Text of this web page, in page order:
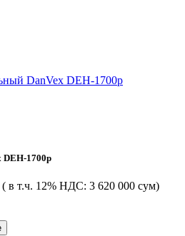
DEH-1700p
( в т.ч. 12% НДС: 3 620 000 сум)